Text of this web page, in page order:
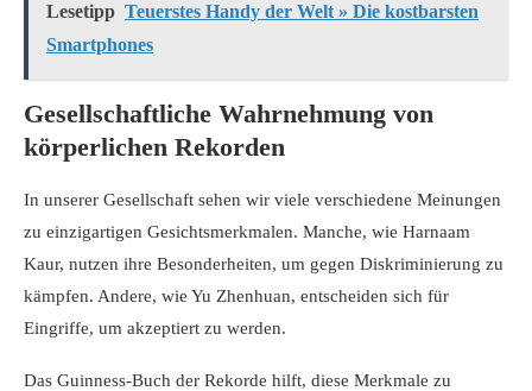
Lesetipp Teuerstes Handy der Welt » Die kostbarsten
Smartphones
Gesellschaftliche Wahrnehmung von
körperlichen Rekorden
In unserer Gesellschaft sehen wir viele verschiedene Meinungen
zu einzigartigen Gesichtsmerkmalen. Manche, wie Harnaam
Kaur, nutzen ihre Besonderheiten, um gegen Diskriminierung zu
kämpfen. Andere, wie Yu Zhenhuan, entscheiden sich für
Eingriffe, um akzeptiert zu werden.
Das Guinness-Buch der Rekorde hilft, diese Merkmale zu